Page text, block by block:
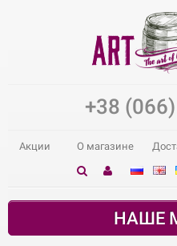
+38
Акции О магазине
НАШЕ